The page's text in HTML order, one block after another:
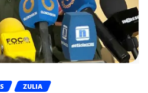
ZULIA